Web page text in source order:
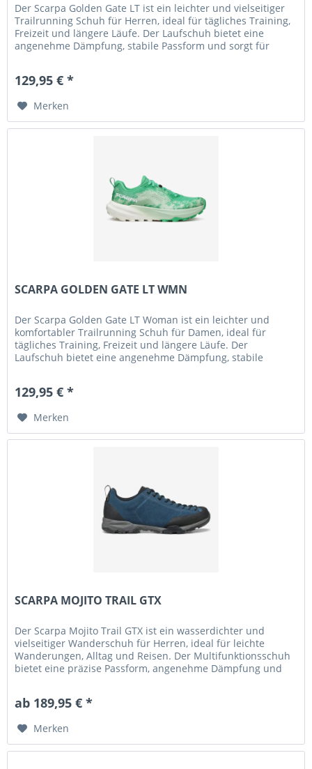
Der Scarpa Golden Gate LT ist ein leichter und vielseitiger
Trailrunning Schuh für Herren, ideal für tägliches Training,
Freizeit und längere Läufe. Der Laufschuh bietet eine
angenehme Dämpfung, stabile Passform und sorgt für
129,95 € *
Merken
SCARPA GOLDEN GATE LT WMN
Der Scarpa Golden Gate LT Woman ist ein leichter und
komfortabler Trailrunning Schuh für Damen, ideal für
tägliches Training, Freizeit und längere Läufe. Der
Laufschuh bietet eine angenehme Dämpfung, stabile
129,95 € *
Merken
SCARPA MOJITO TRAIL GTX
Der Scarpa Mojito Trail GTX ist ein wasserdichter und
vielseitiger Wanderschuh für Herren, ideal für leichte
Wanderungen, Alltag und Reisen. Der Multifunktionsschuh
bietet eine präzise Passform, angenehme Dämpfung und
ab 189,95 € *
Merken